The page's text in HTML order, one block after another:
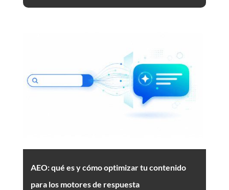
AEO: qué es y cómo optimizar tu contenido
para los motores de respuesta